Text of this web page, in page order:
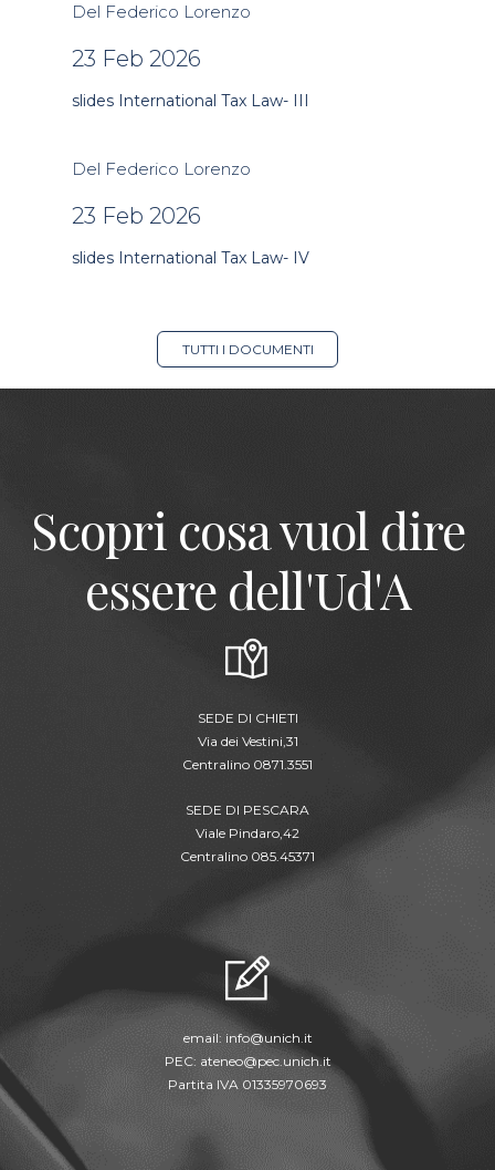
Del Federico Lorenzo
23 Feb 2026
slides International Tax Law- III
Del Federico Lorenzo
23 Feb 2026
slides International Tax Law- IV
TUTTI I DOCUMENTI
Scopri cosa vuol dire
essere dell'Ud'A
SEDE DI CHIETI
Via dei Vestini,31
Centralino 0871.3551
SEDE DI PESCARA
Viale Pindaro,42
Centralino 085.45371
email: info@unich.it
PEC: ateneo@pec.unich.it
Partita IVA 01335970693